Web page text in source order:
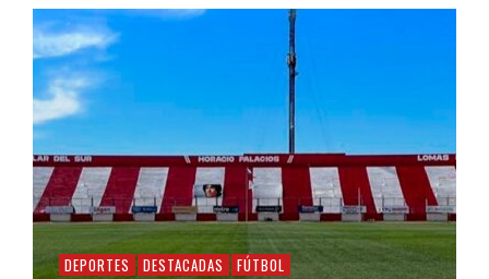
DEPORTES DESTACADAS FÚTBOL